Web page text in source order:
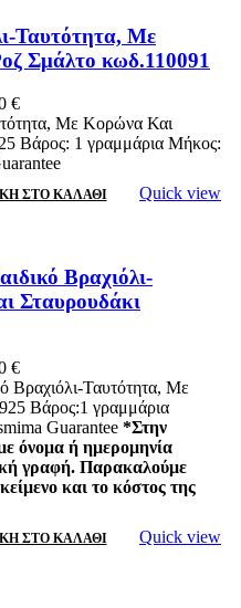
Ταυτότητα, Με
Σμάλτο κωδ.110091
€
Με Κορώνα Και
Βάρος: 1 γραμμάρια Μήκος:
ΣΤΟ ΚΑΛΆΘΙ Quick view
Βραχιόλι-
Σταυρουδάκι
€
Βραχιόλι-Ταυτότητα, Με
Βάρος:1 γραμμάρια
Guarantee *Στην
όνομα ή ημερομηνία
γραφή. Παρακαλούμε
και το κόστος της
ΣΤΟ ΚΑΛΆΘΙ Quick view